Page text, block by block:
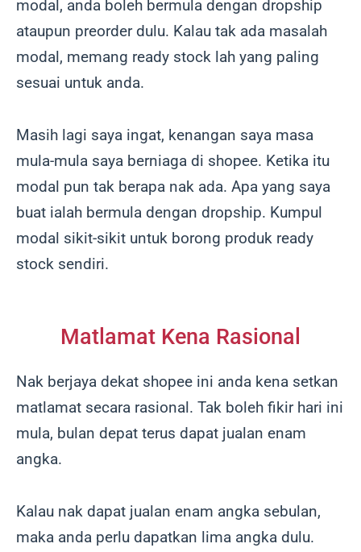
modal, anda boleh bermula dengan dropship
ataupun preorder dulu. Kalau tak ada masalah
modal, memang ready stock lah yang paling
sesuai untuk anda.
Masih lagi saya ingat, kenangan saya masa
mula-mula saya berniaga di shopee. Ketika itu
modal pun tak berapa nak ada. Apa yang saya
buat ialah bermula dengan dropship. Kumpul
modal sikit-sikit untuk borong produk ready
stock sendiri.
Matlamat Kena Rasional
Nak berjaya dekat shopee ini anda kena setkan
matlamat secara rasional. Tak boleh fikir hari ini
mula, bulan depat terus dapat jualan enam
angka.
Kalau nak dapat jualan enam angka sebulan,
maka anda perlu dapatkan lima angka dulu.